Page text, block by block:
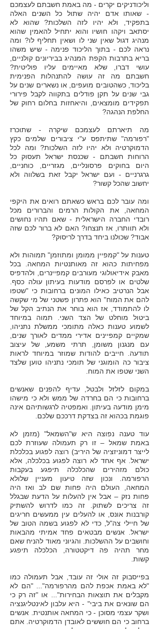
וליכודניקים יקרים - מה באמת חשבתם לעצמכם
- שאותו אדם יהיה שתול כל השנים האלה
בתפקיד, ולא יהיו לזה השלכות? שהוא לא
יסתאב ויקהו חושיו והוא יתחיל להאמין שהוא
מנהיג דגול שאין שני לו ושאין תחליף לו? ומה
נראה לכם - בתוך הליכוד פנימה - שיש משהו
בריא בתרבות הקפת המנהיג בביריונים קולניים,
עושי דברו, שלא מאיימים עליו פוליטית?
חשבתם מה זה עושה להתנהלות הפנימית
בליכוד, כשהטובים מועפים, או נשארים שנים על
גבי שנים על תקן פודלים בתקווה לקבל פירורי
תפקידים מומצאים, והיאחזות בחלום רחוק של
החלפת הנהגה?
מה תיארתם לעצמכם שיקרה - שתוכרז
"רפורמה" שתיתפס ע"י ציבורים שלמים כקץ
הדמוקרטיה ולא יהיו לזה השלכות? ומה לכל
הרוחות חשבתם - שכנסת ישראל תעסוק כל
היום בחוקים פרסונליים, מגזריים, כוחניים,
גרגרניים - ועם ישראל יקבל זאת בשלווה ולא
יחשוב שהכל קשור?
ומה עובר לכם בראש כשאתם רואים את היקפי
המחאה, את הקולות הרמים והברורים מכל
רובדי החברה הישראלית - שאם תהיו נחושים
ולא תוותרו, אז תנצחו? האם לא ברור לכם שזה
אבוד? שכולנו ביחד בדרך לריסוק?
טענות על "קמפיין ממומן ומתוזמן" תמוהות ולא
מפחיתות כהוא זה מאותנטיות המחאה. בכל
מאבק אידיאולוגי מעורבים קמפיינרים, ולהדפיס
שלטים או לפרסם מודעות בעיתון עולה כסף.
אבל הנרטיב כאילו המונים ברחובות כי "שטפו
להם את המוח" הוא פתרון פשטני של מי שקשה
לו להתמודד, אז הוא בוחר את הנתיב הקל של
ביטול מוחלט של הצד השני. תמוה במיוחד
לשמוע טענות כאלה מתומכי ממשלת נתניהו,
שמקיים קמפיינים אדירי ממדים לאורך שנים,
עם מנגנון משומן, תרתי משמע, של עיצוב
תודעה. חייבים להודות שמוזר במיוחד לראות
ציבור כה הומוגני של תומכי נתניהו טוען שלצד
השני שטפו את המוח.
במקום לזלזל ולבטל, עדיף להפנים שאנשים
ברחובות כי הם בחרדה של ממש ולא כי מישהו
מימן מודעה בעיתון. ואמפטיה לרגשותיהם אינה
פוגמת בכהוא זה בצדקת דרככם שלכם.
עוד טענה נפוצה היא ש"השמאל" (מזמן לא
באמת שמאל – זו רק תעמולה שעוזרת לכם
לייצר דמוניזציה של היריב) רוצה לפגוע בכלכלת
ישראל. אף אחד לא רוצה לפגוע בכלכלה, אלא
כולם מזהירים שהכלכלה תיפגע בעקבות
הרפורמה. ונכון שזה טיעון מעניין שלולא
המחאה, העולם היה פחות שם לב ואז היה
פחות נזק – אבל אין להעלות על הדעת שבגלל
זה צריכים לשתוק. זה כמו לדרוש להשתיק
קורבנות אונס, או להעלים עין ממעשים חריגים
של חיילי צה"ל, כדי לא לפגוע בשמה הטוב של
ישראל. אנשים מבטאים פחד אמיתי מהבאות
וחושבים על ההשלכות. והגיוני מאוד להניח שאם
מחר תהיה פה דיקטטורה, הכלכלה תיפגע
קשות.
בפייסבוק זה אולי זה עובד, אבל תעמולה כמו
"לא באמת אכפת להם מהרפורמה"... "הם לא
מקבלים את תוצאות הבחירות"... או "זה רק כי
הם שונאים את ביבי" - היא עלבון לאינטליגנציה
ושקר עצמי מסוכן - כי המחאה אותנטית. אנשים
ברחוב כי הם חוששים לאובדן הדמוקרטיה. אתם